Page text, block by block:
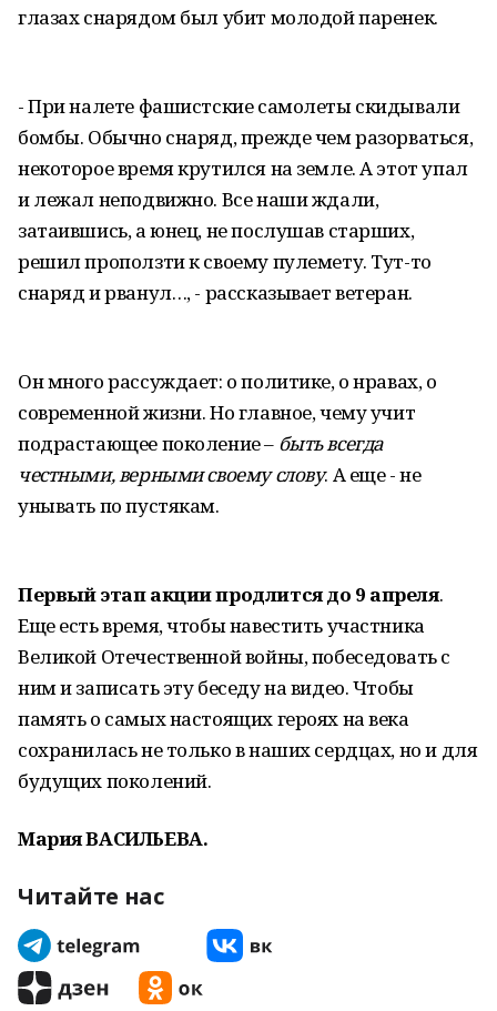
глазах снарядом был убит молодой паренек.
- При налете фашистские самолеты скидывали
бомбы. Обычно снаряд, прежде чем разорваться,
некоторое время крутился на земле. А этот упал
и лежал неподвижно. Все наши ждали,
затаившись, а юнец, не послушав старших,
решил проползти к своему пулемету. Тут-то
снаряд и рванул…, - рассказывает ветеран.
Он много рассуждает: о политике, о нравах, о
современной жизни. Но главное, чему учит
подрастающее поколение – быть всегда
честными, верными своему слову. А еще - не
унывать по пустякам.
Первый этап акции продлится до 9 апреля.
Еще есть время, чтобы навестить участника
Великой Отечественной войны, побеседовать с
ним и записать эту беседу на видео. Чтобы
память о самых настоящих героях на века
сохранилась не только в наших сердцах, но и для
будущих поколений.
Мария ВАСИЛЬЕВА.
Читайте нас